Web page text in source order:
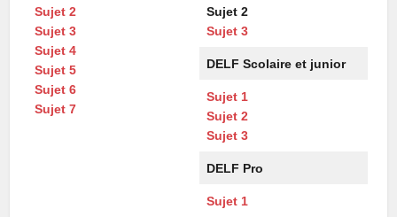
Sujet 2
Sujet 3
Sujet 4
Sujet 5
Sujet 6
Sujet 7
Sujet 2
Sujet 3
DELF Scolaire et junior
Sujet 1
Sujet 2
Sujet 3
DELF Pro
Sujet 1